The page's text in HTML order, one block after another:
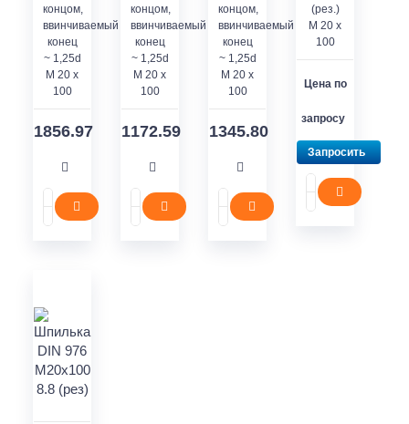
концом,
ввинчиваемый
конец
~ 1,25d
M 20 x
100
1856.97
концом,
ввинчиваемый
конец
~ 1,25d
M 20 x
100
1172.59
концом,
ввинчиваемый
конец
~ 1,25d
M 20 x
100
1345.80
(рез.)
M 20 х
100
Цена по
запросу
Запросить